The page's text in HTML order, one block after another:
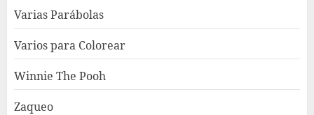
Varias Parábolas
Varios para Colorear
Winnie The Pooh
Zaqueo